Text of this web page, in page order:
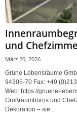
und
März 20, 2026
Grüne Lebensräume
94305-70 Fax: +49
Web: https://gruene-
Großraumbüros und
Dekoration – sie...